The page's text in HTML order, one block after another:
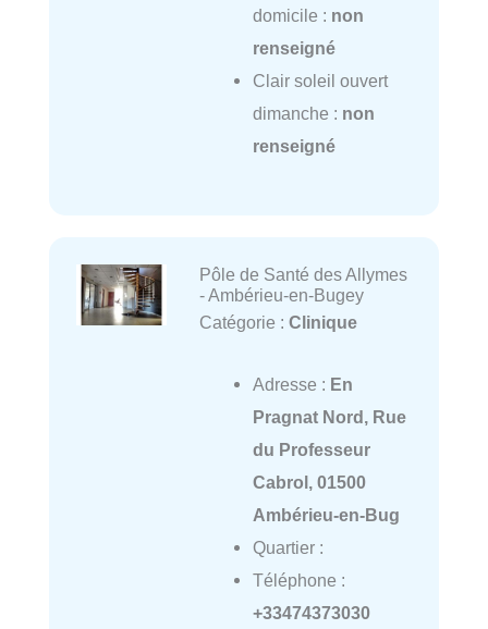
domicile : non
renseigné
Clair soleil ouvert
dimanche : non
renseigné
Pôle de Santé des Allymes
- Ambérieu-en-Bugey
Catégorie : Clinique
Adresse : En
Pragnat Nord, Rue
du Professeur
Cabrol, 01500
Ambérieu-en-Bug
Quartier :
Téléphone :
+33474373030